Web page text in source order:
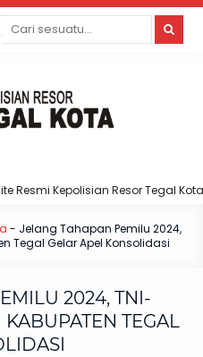
Resmi Kepolisian Resor Tegal Kota
- Jelang Tahapan Pemilu 2024,
Tegal Gelar Apel Konsolidasi
2024, TNI-
TEGAL